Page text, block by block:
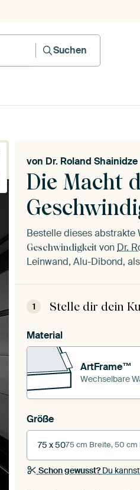
Suchen
Die Macht
von Dr. Roland Shainidze
Bestelle dieses abstrakte
Geschwindigkeit von Dr.
Leinwand, Alu-Dibond,
1 Stelle dir dein
Material
ArtFrame™
Wechselbare
Größe
75 x 5075 cm Breite, 50 cm
Schon gewusst?Du